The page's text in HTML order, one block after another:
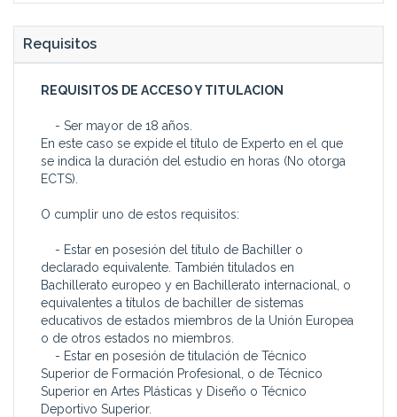
Requisitos
REQUISITOS DE ACCESO Y TITULACION
- Ser mayor de 18 años.
En este caso se expide el título de Experto en el que
se indica la duración del estudio en horas (No otorga
ECTS).
O cumplir uno de estos requisitos:
- Estar en posesión del título de Bachiller o
declarado equivalente. También titulados en
Bachillerato europeo y en Bachillerato internacional, o
equivalentes a títulos de bachiller de sistemas
educativos de estados miembros de la Unión Europea
o de otros estados no miembros.
- Estar en posesión de titulación de Técnico
Superior de Formación Profesional, o de Técnico
Superior en Artes Plásticas y Diseño o Técnico
Deportivo Superior.